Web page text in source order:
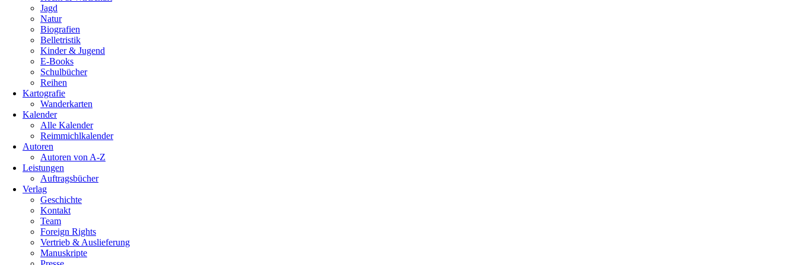
Jagd
Natur
Biografien
Belletristik
Kinder & Jugend
E-Books
Schulbücher
Reihen
Kartografie
Wanderkarten
Kalender
Alle Kalender
Reimmichlkalender
Autoren
Autoren von A-Z
Leistungen
Auftragsbücher
Verlag
Geschichte
Kontakt
Team
Foreign Rights
Vertrieb & Auslieferung
Manuskripte